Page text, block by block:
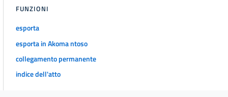
FUNZIONI
esporta
esporta in Akoma ntoso
collegamento permanente
indice dell'atto